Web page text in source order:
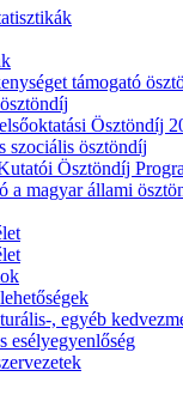
támogató
Ösztöndíj
szociális ösztöndíj
Ösztöndíj
a magyar állami
, egyéb
esélyegyenlőség